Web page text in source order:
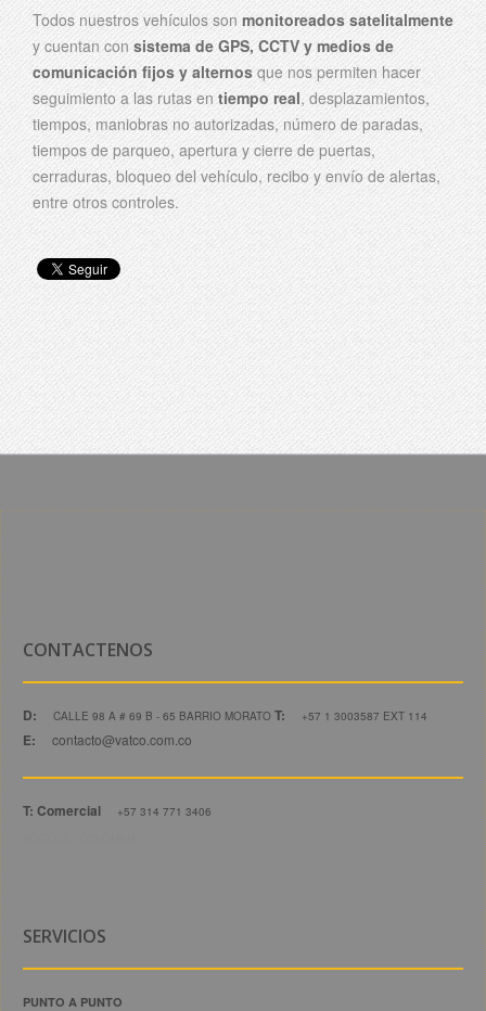
Todos nuestros vehículos son monitoreados satelitalmente
y cuentan con sistema de GPS, CCTV y medios de
comunicación fijos y alternos que nos permiten hacer
seguimiento a las rutas en tiempo real, desplazamientos,
tiempos, maniobras no autorizadas, número de paradas,
tiempos de parqueo, apertura y cierre de puertas,
cerraduras, bloqueo del vehículo, recibo y envío de alertas,
entre otros controles.
CONTACTENOS
D: CALLE 98 A # 69 B - 65 BARRIO MORATO T: +57 1 3003587 EXT 114
E: contacto@vatco.com.co
T: Comercial
+57 314 771 3406
SERVICIOS
PUNTO A PUNTO